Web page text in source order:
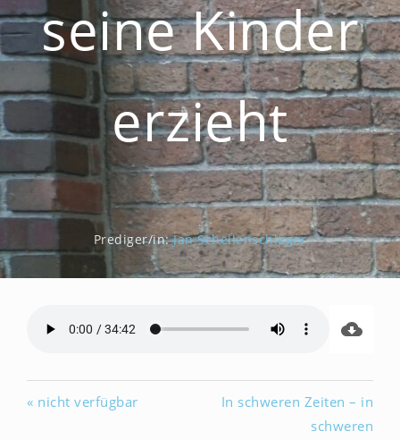
seine Kinder
erzieht
Prediger/in: Jan Schellenschläger
« nicht verfügbar
In schweren Zeiten – in
schweren